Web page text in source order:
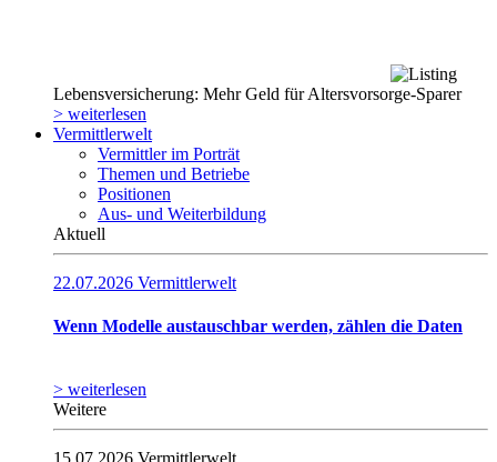
Lebensversicherung: Mehr Geld für Altersvorsorge-Sparer
> weiterlesen
Vermittlerwelt
Vermittler im Porträt
Themen und Betriebe
Positionen
Aus- und Weiterbildung
Aktuell
22.07.2026 Vermittlerwelt
Wenn Modelle austauschbar werden, zählen die Daten
> weiterlesen
Weitere